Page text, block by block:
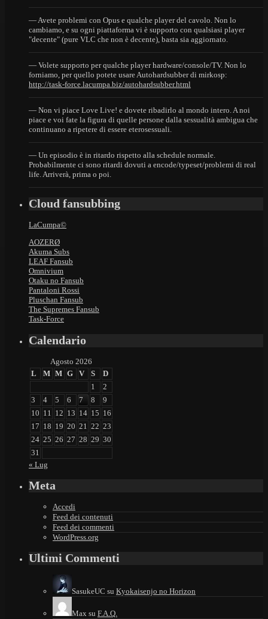
— Avete problemi con Opus e qualche player del cavolo. Non lo
cambiamo, e su ogni piattaforma vi è supporto con qualsiasi player
"decente" (pure VLC che non è decente), basta sia aggiornato.
— Volete supporto per qualche player hardware/console/TV. Non lo
forniamo, per quello potete usare Autohardsubber di mirkosp:
http://task-force.lacumpa.biz/autohardsubber.html
— Non vi piace Love Live! e dovete ribadirlo al mondo intero. A noi
piace e voi fate la figura di quelle persone dalla sessualità ambigua che
continuano a ripetere di essere eterosessuali.
— Un episodio è in ritardo rispetto alla schedule normale.
Probabilmente ci sono ritardi dovuti a encode/typeset/problemi di real
life. Arriverà, prima o poi.
Cloud fansubbing
LaCumpa©
AOZERØ
Akuma Subs
LEAF Fansub
Omnivium
Otaku no Fansub
Pantaloni Rossi
Pluschan Fansub
The Supremes Fansub
Task-Force
Calendario
Agosto 2026
L
M M G V S
D
1
2
3
4 5 6 7 8
9
10 11 12 13 14 15 16
17 18 19 20 21 22 23
24 25 26 27 28 29 30
31
« Lug
Meta
Accedi
Feed dei contenuti
Feed dei commenti
WordPress.org
Ultimi Commenti
SasukeUC su Kyokaisenjo no Horizon
Max su F.A.Q.